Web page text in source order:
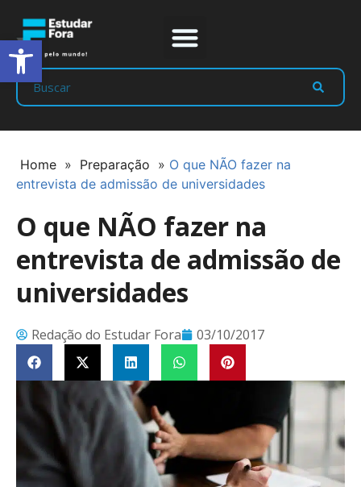
Home » Preparação » O que NÃO fazer na
entrevista de admissão de universidades
O que NÃO fazer na
entrevista de admissão de
universidades
Redação do Estudar Fora 03/10/2017
Abrir a barra de ferramentas